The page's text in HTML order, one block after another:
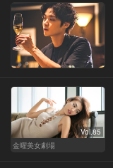
Vol.85
金曜美女劇場